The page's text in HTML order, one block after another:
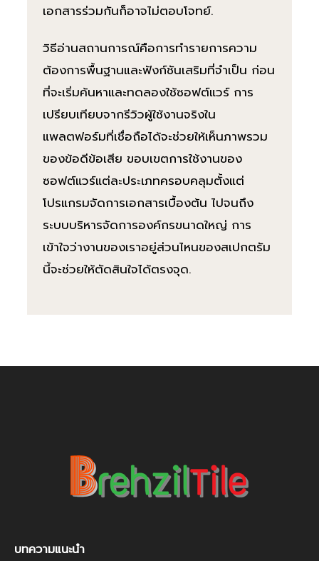
เอกสารร่วมกันก็อาจไม่ตอบโจทย์.
วิธีอ่านสถานการณ์คือการทำรายการความ
ต้องการพื้นฐานและฟังก์ชันเสริมที่จำเป็น ก่อน
ที่จะเริ่มค้นหาและทดลองใช้ซอฟต์แวร์ การ
เปรียบเทียบจากรีวิวผู้ใช้งานจริงใน
แพลตฟอร์มที่เชื่อถือได้จะช่วยให้เห็นภาพรวม
ของข้อดีข้อเสีย ขอบเขตการใช้งานของ
ซอฟต์แวร์แต่ละประเภทครอบคลุมตั้งแต่
โปรแกรมจัดการเอกสารเบื้องต้น ไปจนถึง
ระบบบริหารจัดการองค์กรขนาดใหญ่ การ
เข้าใจว่างานของเราอยู่ส่วนไหนของสเปกตรัม
นี้จะช่วยให้ตัดสินใจได้ตรงจุด.
บทความแนะนำ